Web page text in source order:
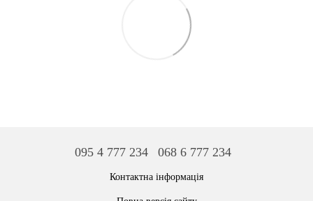
095 4 777 234 068 6 777 234
Контактна інформація